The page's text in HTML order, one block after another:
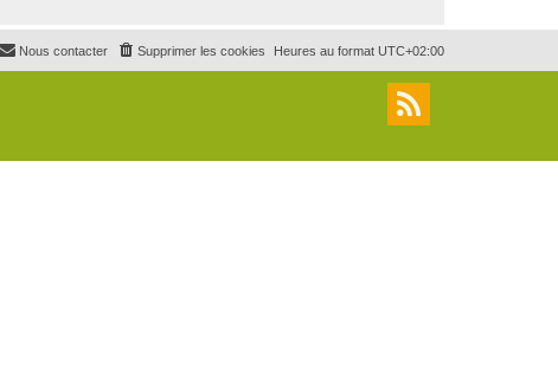
Heures au format UTC+02:00
Supprimer les cookies
Nous contacter